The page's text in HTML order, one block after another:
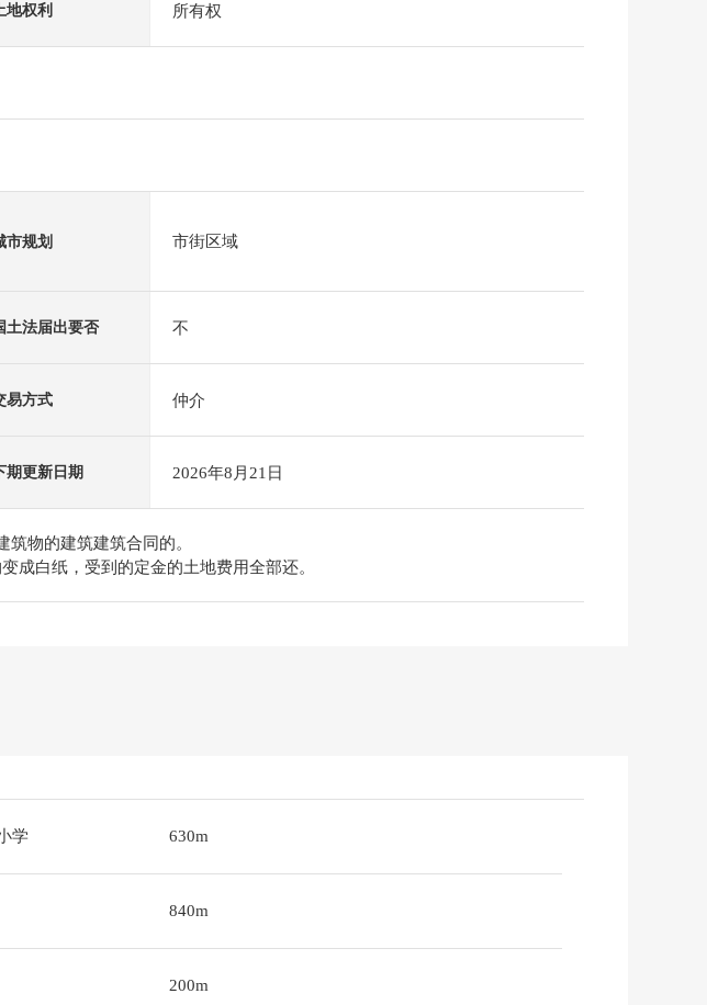
地权利 所有权
市规划 市街区域
土法届出要否 不
易方式 仲介
期更新日期 2026年8月21日
物的建筑建筑合同的。
成白纸，受到的定金的土地费用全部还。
学 630m
840m
200m